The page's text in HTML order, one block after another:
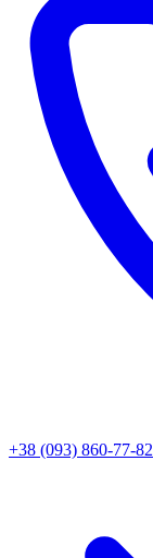
+38 (093) 860-77-82